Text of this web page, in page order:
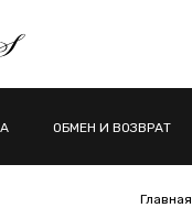
ОБМЕН И ВОЗВРАТ
Главная